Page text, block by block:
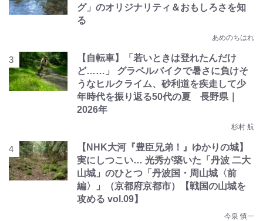
グ」のオリジナリティ＆おもしろさを知
る
あめのちはれ
【自転車】「若いときは登れたんだけ
ど……」 グラベルバイクで暑さに負けそ
うなヒルクライム、砂利道を疾走して少
年時代を振り返る50代の夏 長野県｜
2026年
杉村 航
【NHK大河『豊臣兄弟！』ゆかりの城】
実にしつこい… 光秀が築いた「丹波 二大
山城」のひとつ「丹波国・周山城〈前
編〉」（京都府京都市）【戦国の山城を
攻める vol.09】
今泉 慎一